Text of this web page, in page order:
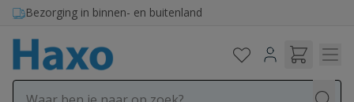
Ga naar de inhoud
Bezorging in binnen- en buitenland